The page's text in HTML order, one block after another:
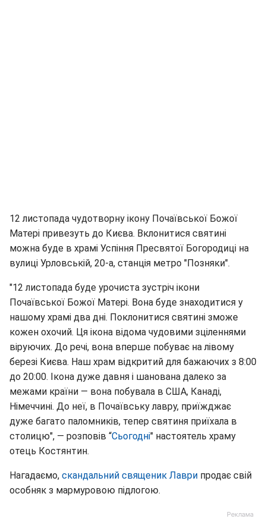
12 листопада чудотворну ікону Почаївської Божої
Матері привезуть до Києва. Вклонитися святині
можна буде в храмі Успіння Пресвятої Богородиці на
вулиці Урловській, 20-а, станція метро "Позняки".
"12 листопада буде урочиста зустріч ікони
Почаївської Божої Матері. Вона буде знаходитися у
нашому храмі два дні. Поклонитися святині зможе
кожен охочий. Ця ікона відома чудовими зціленнями
віруючих. До речі, вона вперше побуває на лівому
березі Києва. Наш храм відкритий для бажаючих з 8:00
до 20:00. Ікона дуже давня і шанована далеко за
межами країни — вона побувала в США, Канаді,
Німеччині. До неї, в Почаївську лавру, приїжджає
дуже багато паломників, тепер святиня приїхала в
столицю", — розповів “Сьогодні" настоятель храму
отець Костянтин.
Нагадаємо, скандальний священик Лаври продає свій
особняк з мармуровою підлогою.